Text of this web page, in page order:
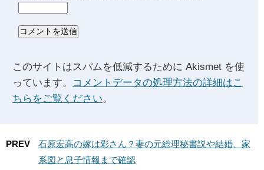
このサイトはスパムを低減するために Akismet を使
っています。
コメントデータの処理方法の詳細はこ
ちらをご覧ください。
PREV
石原宏高の嫁は彩さん？妻の元総理秘書説や結婚、家
系図と息子情報まで確認